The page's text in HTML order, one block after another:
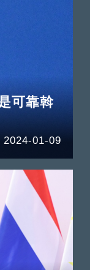
可靠斡
2024-01-09